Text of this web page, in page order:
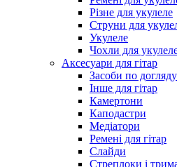
Різне для укулеле
Струни для
Укулеле
Чохли для
Аксесуари для гітар
Засоби по догляду
Інше для гітар
Камертони
Каподастри
Медіатори
Ремені для гітар
Слайди
Стреплоки і